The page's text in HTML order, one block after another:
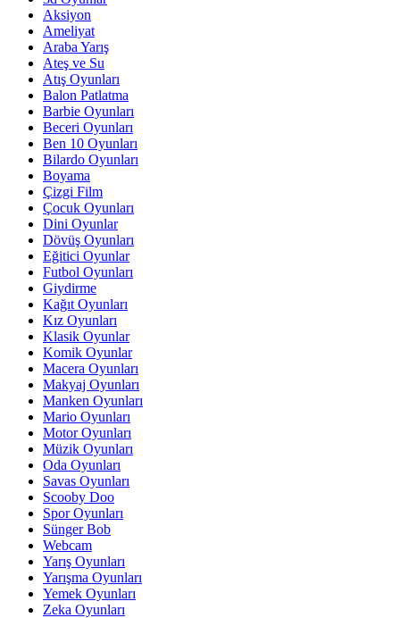
Aksiyon
Ameliyat
Araba Yarış
Ateş ve Su
Atış Oyunları
Balon Patlatma
Barbie Oyunları
Beceri Oyunları
Ben 10 Oyunları
Bilardo Oyunları
Boyama
Çizgi Film
Çocuk Oyunları
Dini Oyunlar
Dövüş Oyunları
Eğitici Oyunlar
Futbol Oyunları
Giydirme
Kağıt Oyunları
Kız Oyunları
Klasik Oyunlar
Komik Oyunlar
Macera Oyunları
Makyaj Oyunları
Manken Oyunları
Mario Oyunları
Motor Oyunları
Müzik Oyunları
Oda Oyunları
Savas Oyunları
Scooby Doo
Spor Oyunları
Sünger Bob
Webcam
Yarış Oyunları
Yarışma Oyunları
Yemek Oyunları
Zeka Oyunları